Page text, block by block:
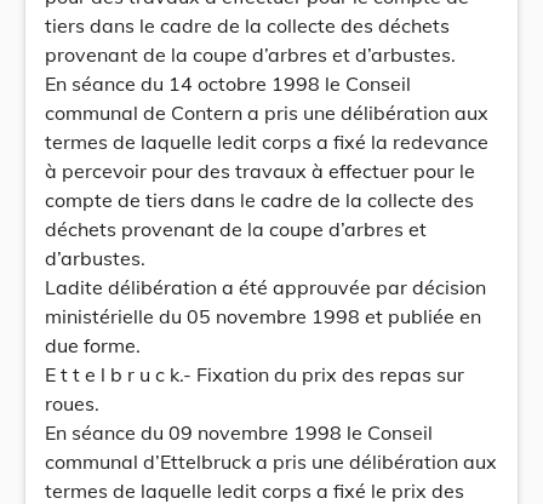
tiers dans le cadre de la collecte des déchets
provenant de la coupe d’arbres et d’arbustes.
En séance du 14 octobre 1998 le Conseil
communal de Contern a pris une délibération aux
termes de laquelle ledit corps a fixé la redevance
à percevoir pour des travaux à effectuer pour le
compte de tiers dans le cadre de la collecte des
déchets provenant de la coupe d’arbres et
d’arbustes.
Ladite délibération a été approuvée par décision
ministérielle du 05 novembre 1998 et publiée en
due forme.
E t t e l b r u c k.- Fixation du prix des repas sur
roues.
En séance du 09 novembre 1998 le Conseil
communal d’Ettelbruck a pris une délibération aux
termes de laquelle ledit corps a fixé le prix des